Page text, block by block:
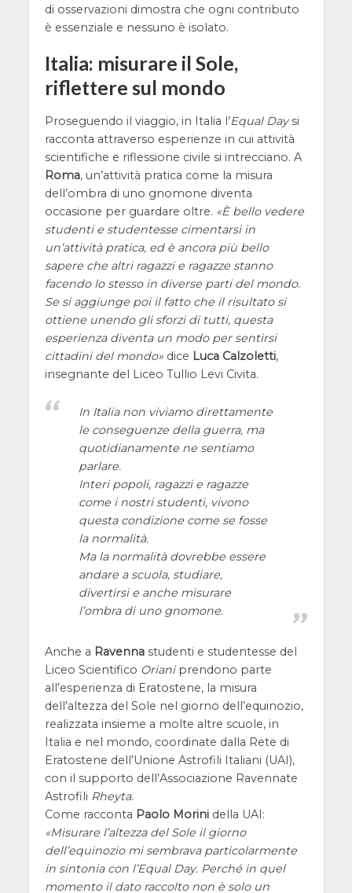
di osservazioni dimostra che ogni contributo
è essenziale e nessuno è isolato.
Italia: misurare il Sole,
riflettere sul mondo
Proseguendo il viaggio, in Italia l’Equal Daysi
racconta attraverso esperienze in cui attività
scientifiche e riflessione civile si intrecciano. A
Roma, un’attività pratica come la misura
dell’ombra di uno gnomone diventa
occasione per guardare oltre.
È bello vedere
studenti e studentesse cimentarsi in
un’attività pratica, ed è ancora più bello
sapere che altri ragazzi e ragazze stanno
facendo lo stesso in diverse parti del mondo.
Se si aggiunge poi il fatto che il risultato si
ottiene unendo gli sforzi di tutti, questa
esperienza diventa un modo per sentirsi
cittadini del mondo dice Luca Calzoletti,
insegnante del Liceo Tullio Levi Civita.
In Italia non viviamo direttamente
le conseguenze della guerra, ma
quotidianamente ne sentiamo
parlare.
Interi popoli, ragazzi e ragazze
come i nostri studenti, vivono
questa condizione come se fosse
la normalità.
Ma la normalità dovrebbe essere
andare a scuola, studiare,
divertirsi e anche misurare
l’ombra di uno gnomone.
Anche a Ravennastudenti e studentesse del
Liceo Scientifico Orianiprendono parte
all’esperienza di Eratostene, la misura
dell’altezza del Sole nel giorno dell’equinozio,
realizzata insieme a molte altre scuole, in
Italia e nel mondo, coordinate dalla Rete di
Eratostene dell’Unione Astrofili Italiani (UAI),
con il supporto dell’Associazione Ravennate
Astrofili Rheyta.
Come racconta Paolo Morinidella UAI:
Misurare l’altezza del Sole il giorno
dell’equinozio mi sembrava particolarmente
in sintonia con l’Equal Day. Perché in quel
momento il dato raccolto non è solo un